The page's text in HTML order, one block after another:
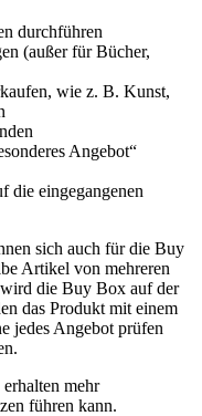
durchführen
(außer für Bücher,
wie z. B. Kunst,
Angebot“
die eingegangenen
sich auch für die Buy
Artikel von mehreren
die Buy Box auf der
das Produkt mit einem
jedes Angebot prüfen
mehr
führen kann.